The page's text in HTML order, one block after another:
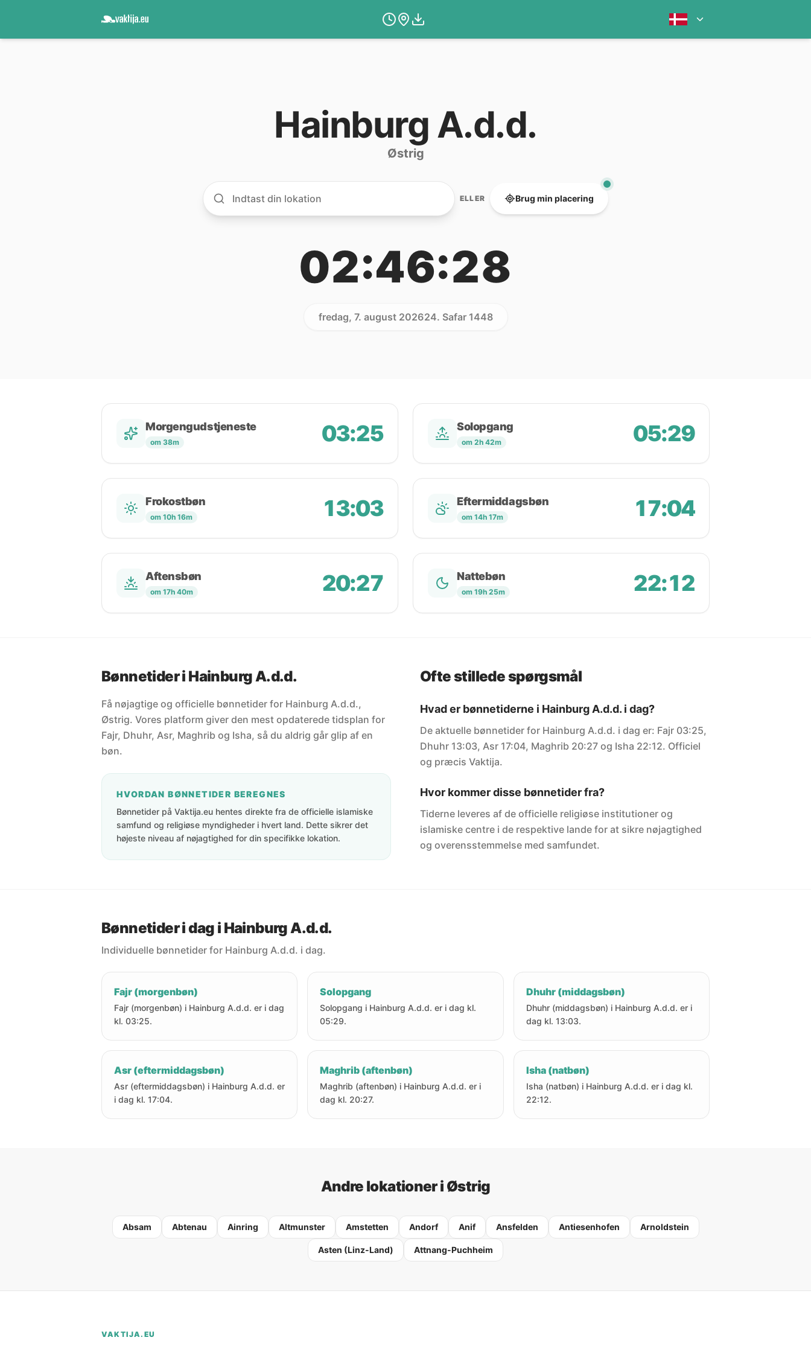
Hainburg A.d.d.
Østrig
ELLER Brug min placering
02:46:28
fredag, 7. august 202624. Safar 1448
Morgengudstjeneste
om 38m 03:25 Solopgang
om 2h 42m 05:29
Frokostbøn
om 10h 16m 13:03 Eftermiddagsbøn
om 14h 17m 17:04
Aftensbøn
om 17h 40m 20:27 Nattebøn
om 19h 25m 22:12
Bønnetider i Hainburg A.d.d.
Få nøjagtige og officielle bønnetider for Hainburg A.d.d.,
Østrig. Vores platform giver den mest opdaterede tidsplan for
Fajr, Dhuhr, Asr, Maghrib og Isha, så du aldrig går glip af en
bøn.
HVORDAN BØNNETIDER BEREGNES
Bønnetider på Vaktija.eu hentes direkte fra de officielle islamiske
samfund og religiøse myndigheder i hvert land. Dette sikrer det
højeste niveau af nøjagtighed for din specifikke lokation.
Ofte stillede spørgsmål
Hvad er bønnetiderne i Hainburg A.d.d. i dag?
De aktuelle bønnetider for Hainburg A.d.d. i dag er: Fajr 03:25,
Dhuhr 13:03, Asr 17:04, Maghrib 20:27 og Isha 22:12. Officiel
og præcis Vaktija.
Hvor kommer disse bønnetider fra?
Tiderne leveres af de officielle religiøse institutioner og
islamiske centre i de respektive lande for at sikre nøjagtighed
og overensstemmelse med samfundet.
Bønnetider i dag i Hainburg A.d.d.
Individuelle bønnetider for Hainburg A.d.d. i dag.
Fajr (morgenbøn)
Fajr (morgenbøn) i Hainburg A.d.d. er i dag
kl. 03:25.
Solopgang
Solopgang i Hainburg A.d.d. er i dag kl.
05:29.
Dhuhr (middagsbøn)
Dhuhr (middagsbøn) i Hainburg A.d.d. er i
dag kl. 13:03.
Asr (eftermiddagsbøn)
Asr (eftermiddagsbøn) i Hainburg A.d.d. er
i dag kl. 17:04.
Maghrib (aftenbøn)
Maghrib (aftenbøn) i Hainburg A.d.d. er i
dag kl. 20:27.
Isha (natbøn)
Isha (natbøn) i Hainburg A.d.d. er i dag kl.
22:12.
Andre lokationer i Østrig
Absam Abtenau Ainring Altmunster Amstetten Andorf Anif Ansfelden Antiesenhofen Arnoldstein
Asten (Linz-Land) Attnang-Puchheim
VAKTIJA.EU